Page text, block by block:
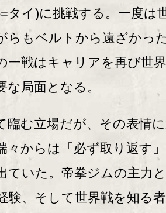
タイ)に挑戦する。一度は
らもベルトから遠ざかっ
一戦はキャリアを再び世
局面となる。
む立場だが、その表情
々からは「必ず取り返す
ていた。帝拳ジムの主力
験、そして世界戦を知る